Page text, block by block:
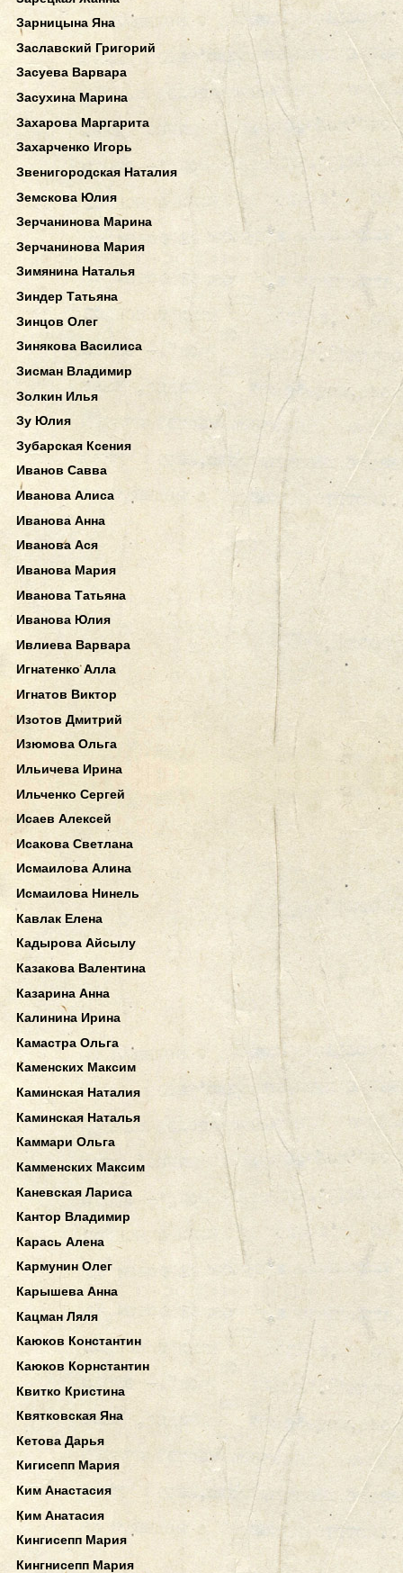
Зарницына Яна
Заславский Григорий
Засуева Варвара
Засухина Марина
Захарова Маргарита
Захарченко Игорь
Звенигородская Наталия
Земскова Юлия
Зерчанинова Марина
Зерчанинова Мария
Зимянина Наталья
Зиндер Татьяна
Зинцов Олег
Зинякова Василиса
Зисман Владимир
Золкин Илья
Зу Юлия
Зубарская Ксения
Иванов Савва
Иванова Алиса
Иванова Анна
Иванова Ася
Иванова Мария
Иванова Татьяна
Иванова Юлия
Ивлиева Варвара
Игнатенко Алла
Игнатов Виктор
Изотов Дмитрий
Изюмова Ольга
Ильичева Ирина
Ильченко Сергей
Исаев Алексей
Исакова Светлана
Исмаилова Алина
Исмаилова Нинель
Кавлак Елена
Кадырова Айсылу
Казакова Валентина
Казарина Анна
Калинина Ирина
Камастра Ольга
Каменских Максим
Каминская Наталия
Каминская Наталья
Каммари Ольга
Камменских Максим
Каневская Лариса
Кантор Владимир
Карась Алена
Кармунин Олег
Карышева Анна
Кацман Ляля
Каюков Константин
Каюков Корнстантин
Квитко Кристина
Квятковская Яна
Кетова Дарья
Кигисепп Мария
Ким Анастасия
Ким Анатасия
Кингисепп Мария
Кингнисепп Мария